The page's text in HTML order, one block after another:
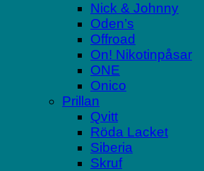
Nick & Johnny
Oden’s
Offroad
On! Nikotinpåsar
ONE
Onico
Prillan
Qvitt
Röda Lacket
Siberia
Skruf